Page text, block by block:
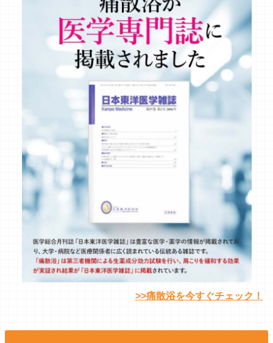
>>痛散浴を今すぐチェック！